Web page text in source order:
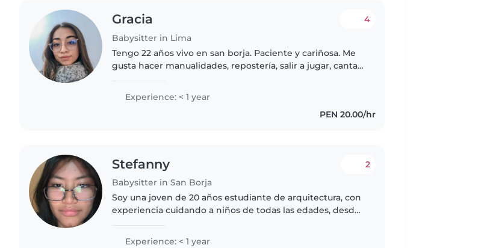
Gracia
Babysitter in Lima
4
Tengo 22 años vivo en san borja. Paciente y cariñosa. Me
gusta hacer manualidades, repostería, salir a jugar, cantar.
Experience: < 1 year
PEN 20.00/hr
Stefanny
Babysitter in San Borja
2
Soy una joven de 20 años estudiante de arquitectura, con
experiencia cuidando a niños de todas las edades, desde
amigable. Puedo..
Experience: < 1 year